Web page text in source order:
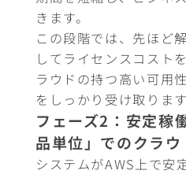
きます。
この段階では、先ほど
してライセンスコスト
ラウドの持つ高い可用
をしっかり受け取ります
フェーズ2：安定稼
品単位」でのクラ
システムがAWS上で安